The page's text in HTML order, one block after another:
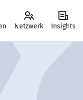
Netzwerk Insights